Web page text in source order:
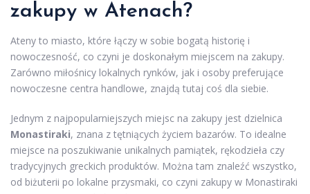
zakupy w Atenach?
Ateny to miasto, które łączy w sobie bogatą historię i
nowoczesność, co czyni je doskonałym miejscem na zakupy.
Zarówno miłośnicy lokalnych rynków, jak i osoby preferujące
nowoczesne centra handlowe, znajdą tutaj coś dla siebie.
Jednym z najpopularniejszych miejsc na zakupy jest dzielnica
Monastiraki, znana z tętniących życiem bazarów. To idealne
miejsce na poszukiwanie unikalnych pamiątek, rękodzieła czy
tradycyjnych greckich produktów. Można tam znaleźć wszystko,
od biżuterii po lokalne przysmaki, co czyni zakupy w Monastiraki